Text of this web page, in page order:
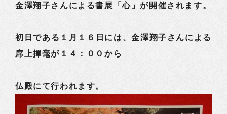
金澤翔子さんによる書展「心」が開催されます。
初日である１月１６日には、金澤翔子さんによる
席上揮毫が１４：００から
仏殿にて行われます。